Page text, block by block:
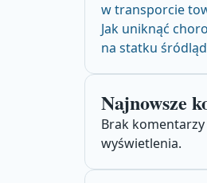
w transporcie
Jak uniknąć
na statku
Najnowsze
Brak
wyświetlenia.